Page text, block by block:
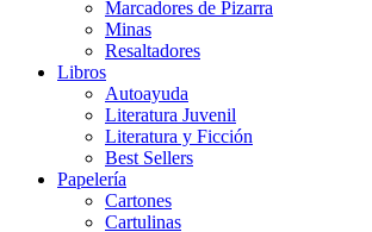
Marcadores de Pizarra
Minas
Resaltadores
Libros
Autoayuda
Literatura Juvenil
Literatura y Ficción
Best Sellers
Papelería
Cartones
Cartulinas